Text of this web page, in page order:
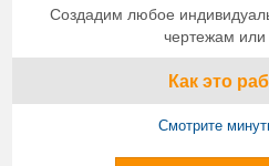
Создадим любое
чертежам или
Как это
Смотрите